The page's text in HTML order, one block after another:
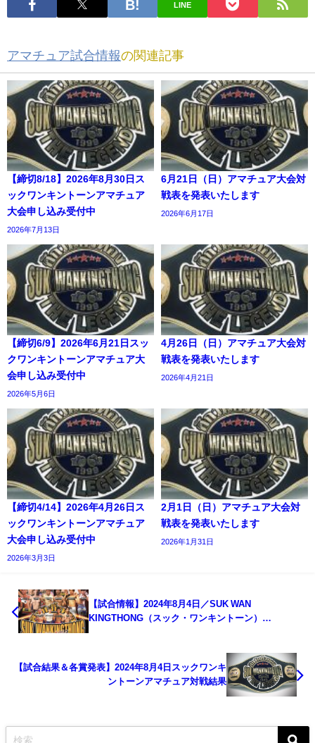
LINE
アマチュア試合情報の関連記事
【締切8/18】2026年8月30日ス
ックワンキントーンアマチュア
大会申し込み受付中
2026年7月13日
6月21日（日）アマチュア大会対
戦表を発表いたします
2026年6月17日
【締切6/9】2026年6月21日スッ
クワンキントーンアマチュア大
会申し込み受付中
2026年5月6日
4月26日（日）アマチュア大会対
戦表を発表いたします
2026年4月21日
【締切4/14】2026年4月26日ス
ックワンキントーンアマチュア
大会申し込み受付中
2026年3月3日
2月1日（日）アマチュア大会対
戦表を発表いたします
2026年1月31日
【試合情報】2024年8月4日／SUK WAN
KINGTHONG（スック・ワンキントーン）
【試合結果＆各賞発表】2024年8月4日スックワンキ
ントーンアマチュア対戦結果